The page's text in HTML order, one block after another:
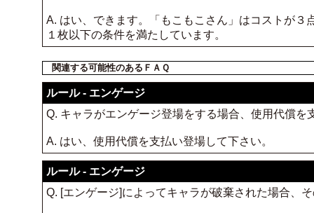
A. はい、できます。「もこもこさん」はコストが
１枚以下の条件を満たしています。
関連する可能性のあるＦＡＱ
ルール - エンゲージ
Q. キャラがエンゲージ登場をする場合、使用代償を
A. はい、使用代償を支払い登場して下さい。
ルール - エンゲージ
Q. [エンゲージ]によってキャラが破棄された場合、